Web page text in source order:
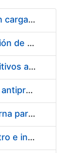
Pliego condiciones optimización cargas compras firmado
Acuerdo marco para la fabricación de piezas
Suministro de Protectores Auditivos a medida para las personas trabajadoras de los Centros de Trabajo de Madrid y Burgos
Suministro de gafas graduadas antiproyecciones para los trabajadores de la FNMT-RCM en los centros de trabajo de Madrid y Burgos
Servicios de una empresa externa para el asesoramiento y resolución de los recursos de alzada que se presentan relacionados con procesos de selección para la FNMT-RCM
Acuerdo marco para el suministro e instalación de persianas, estores y otros complementos